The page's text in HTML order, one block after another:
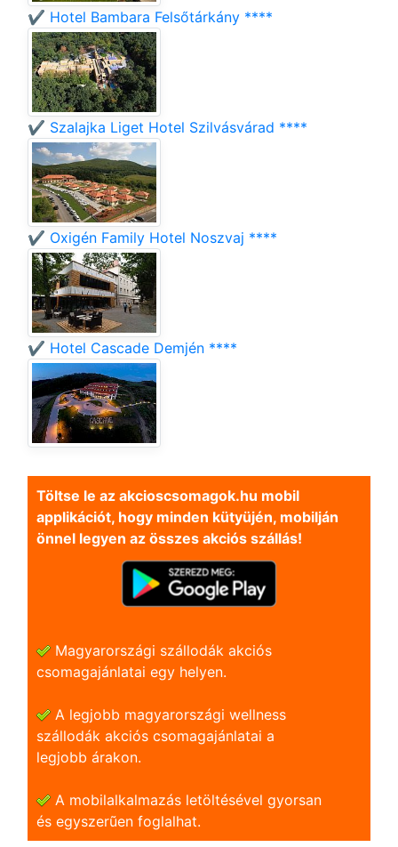
✔️ Hotel Bambara Felsőtárkány ****
✔️ Szalajka Liget Hotel Szilvásvárad ****
✔️ Oxigén Family Hotel Noszvaj ****
✔️ Hotel Cascade Demjén ****
Töltse le az akcioscsomagok.hu mobil
applikációt, hogy minden kütyüjén, mobilján
önnel legyen az összes akciós szállás!
Magyarországi szállodák akciós
csomagajánlatai egy helyen.
A legjobb magyarországi wellness
szállodák akciós csomagajánlatai a
legjobb árakon.
A mobilalkalmazás letöltésével gyorsan
és egyszerũen foglalhat.